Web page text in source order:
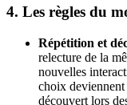
4. Les règles du
Répétition et
relecture de la
nouvelles
choix
découvert lors